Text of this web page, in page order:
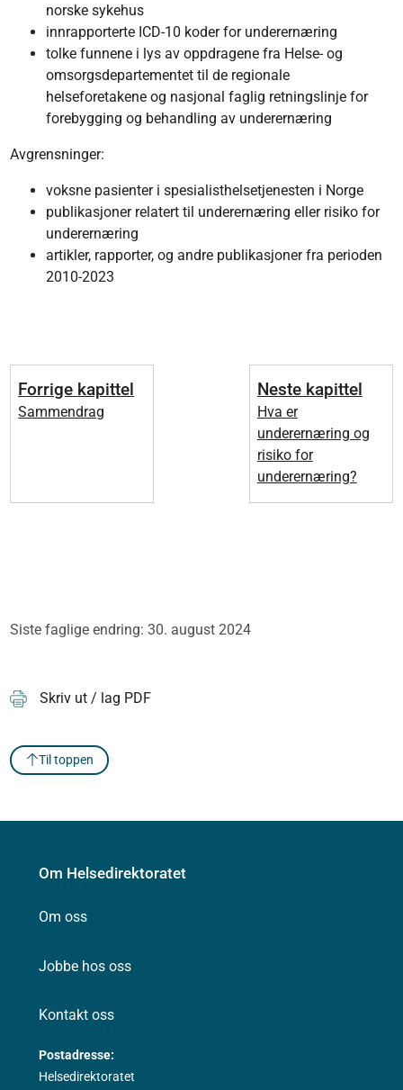
norske sykehus
innrapporterte ICD-10 koder for underernæring
tolke funnene i lys av oppdragene fra Helse- og
omsorgsdepartementet til de regionale
helseforetakene og nasjonal faglig retningslinje for
forebygging og behandling av underernæring
Avgrensninger:
voksne pasienter i spesialisthelsetjenesten i Norge
publikasjoner relatert til underernæring eller risiko for
underernæring
artikler, rapporter, og andre publikasjoner fra perioden
2010-2023
Forrige kapittel
Sammendrag
Neste kapittel
Hva er
underernæring og
risiko for
underernæring?
Siste faglige endring: 30. august 2024
Skriv ut / lag PDF
Til toppen
Om Helsedirektoratet
Om oss
Jobbe hos oss
Kontakt oss
Postadresse:
Helsedirektoratet